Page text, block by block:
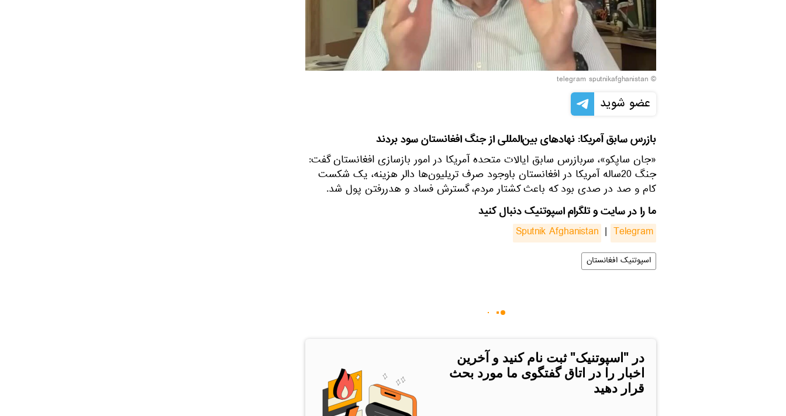
© telegram sputnikafghanistan
عضو شوید
بازرس سابق آمریکا: نهادهای بین‌المللی از جنگ افغانستان سود بردند
«جان ساپکو»، سربازرس سابق ایالات متحده آمریکا در امور بازسازی افغانستان گفت:
جنگ 20ساله آمریکا در افغانستان باوجود صرف تریلیون‌ها دالر هزینه، یک شکست
کام و صد در صدی بود که باعث کشتار مردم، گسترش فساد و هدررفتن پول شد.
ما را در سایت و تلگرام اسپوتنیک دنبال کنید
Sputnik Afghanistan | Telegram
اسپوتنیک افغانستان
در "اسپوتنیک" ثبت نام کنید و آخرین
اخبار را در اتاق گفتگوی ما مورد بحث
قرار دهید